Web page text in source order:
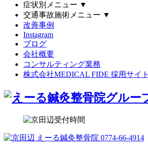
症状別メニュー ▼
交通事故施術メニュー ▼
改善事例
Instagram
ブログ
会社概要
コンサルティング業務
株式会社MEDICAL FIDE 採用サイト